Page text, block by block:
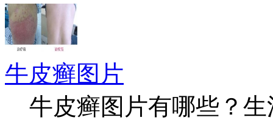
牛皮癣图片
牛皮癣图片有哪些？